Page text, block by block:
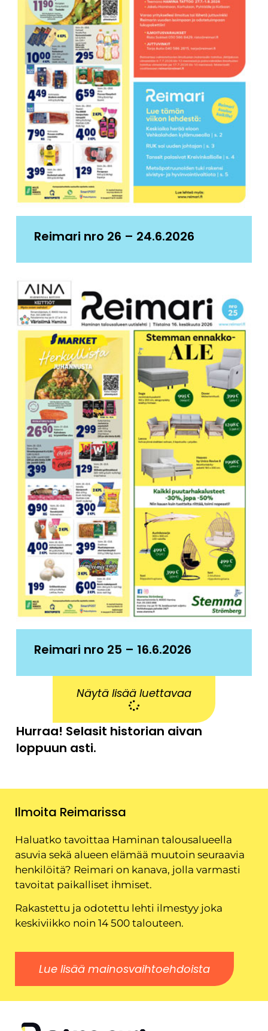
Reimari nro 26 – 24.6.2026
Reimari nro 25 – 16.6.2026
Näytä lisää luettavaa
Hurraa! Selasit historian aivan
loppuun asti.
Ilmoita Reimarissa
Haluatko tavoittaa Haminan talousalueella
asuvia sekä alueen elämää muutoin seuraavia
henkilöitä? Reimari on kanava, jolla varmasti
tavoitat paikalliset ihmiset.
Rakastettu ja odotettu lehti ilmestyy joka
keskiviikko noin 14 500 talouteen.
Lue lisää mainosvaihtoehdoista